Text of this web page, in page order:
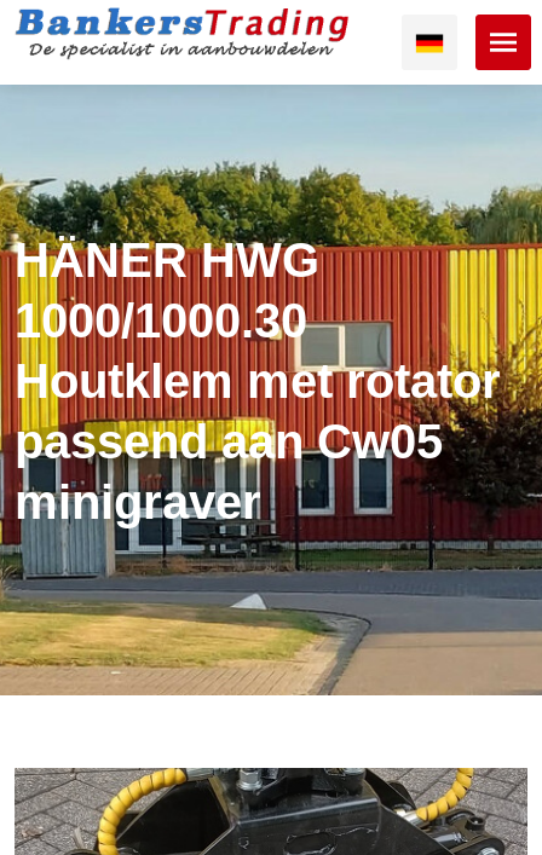
HÄNER HWG
1000/1000.30
Houtklem met rotator
passend aan Cw05
minigraver